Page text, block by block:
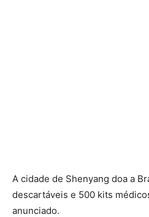
A cidade de Shenyang doa a
descartáveis e 500 kits
anunciado.